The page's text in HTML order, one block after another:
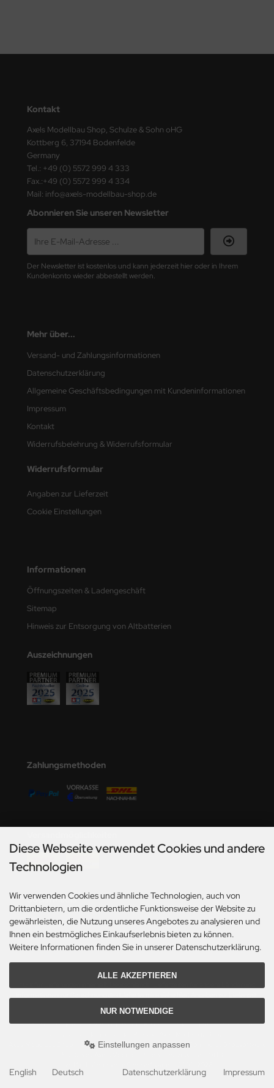
Kontakt
Axels Modellbau Shop, Schulze & Sohn oHG
Kottberg 6, 37194 Bodenfelde
Germany
Tel.: +49 (0) 5572 999 4 333
Fax.:+49 (0) 5572 999 4 334
Mail: info@axels-modellbau-shop.de
Abonnieren Sie unseren Newsletter
Der Newsletter ist kostenlos und kann jederzeit hier oder in Ihrem
Kundenkonto wieder abbestellt werden.
Mehr über...
Versand- und Zahlungsinformationen
Datenschutzerklärung
Allgemeine Geschäftsbedingungen mit Kundeninformationen
Impressum
Kontakt
Widerrufsbelehrung & Widerrufsformular
Widerrufsformular
Angaben zur Lieferzeit
Cookie Einstellungen
Informationen
Öffnungszeiten & Ladengeschäft
Sitemap
Hinweis zur Entsorgung von Altbatterien
Auszeichnungen
Zahlungsmethoden
Social Media
Alle Preise inkl. gesetzl. MwSt. zzgl.Versandkosten. Die durchgestrichenen Preise
Axels Modellbau Shop © 2026 | Template based on modified eCommerce Shopsoftware
Diese Webseite verwendet Cookies und andere
Technologien
Wir verwenden Cookies und ähnliche Technologien, auch von
Drittanbietern, um die ordentliche Funktionsweise der Website zu
gewährleisten, die Nutzung unseres Angebotes zu analysieren und
Ihnen ein bestmögliches Einkaufserlebnis bieten zu können.
Weitere Informationen finden Sie in unserer Datenschutzerklärung.
ALLE AKZEPTIEREN
NUR NOTWENDIGE
Einstellungen anpassen
English Deutsch Datenschutzerklärung Impressum
Kits
Hobby
Decals